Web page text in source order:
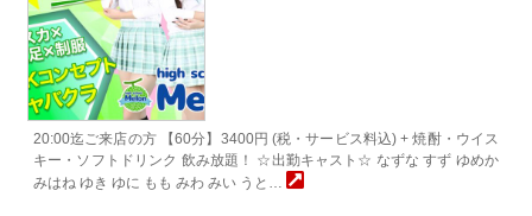
20:00迄ご来店の方 【60分】3400円 (税・サービス料込) + 焼酎・ウイス
キー・ソフトドリンク 飲み放題！ ☆出勤キャスト☆ なずな すず ゆめか
みはね ゆき ゆに もも みわ みい うと…